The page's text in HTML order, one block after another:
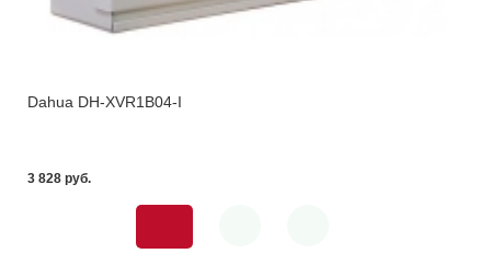
Dahua DH-XVR1B04-I
3 828 pуб.